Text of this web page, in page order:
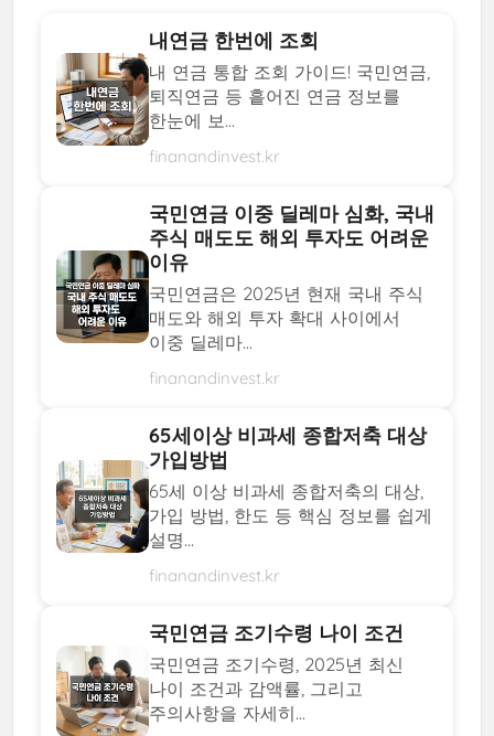
내연금 한번에 조회
내 연금 통합 조회 가이드! 국민연금,
퇴직연금 등 흩어진 연금 정보를
한눈에 보...
finanandinvest.kr
국민연금 이중 딜레마 심화, 국내
주식 매도도 해외 투자도 어려운
이유
국민연금은 2025년 현재 국내 주식
매도와 해외 투자 확대 사이에서
이중 딜레마...
finanandinvest.kr
65세이상 비과세 종합저축 대상
가입방법
65세 이상 비과세 종합저축의 대상,
가입 방법, 한도 등 핵심 정보를 쉽게
설명...
finanandinvest.kr
국민연금 조기수령 나이 조건
국민연금 조기수령, 2025년 최신
나이 조건과 감액률, 그리고
주의사항을 자세히...